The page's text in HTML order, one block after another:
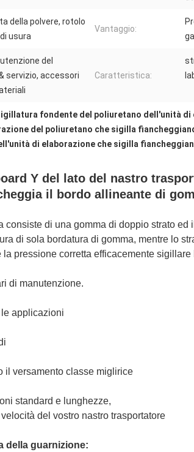
della polvere, rotolo
usura
Vantaggio:
del
servizio, accessori
Caratteristica:
fondente del poliuretano dell'unità di
del poliuretano che sigilla
di elaborazione che sigilla
Y del lato del nastro
il bordo allineante di
consiste di una gomma di doppio strato
di sola bordatura di gomma, mentre lo
pressione corretta efficacemente sigillare
di manutenzione.
applicazioni
il versamento classe miglirice
standard e lunghezze,
del vostro nastro trasportatore
della guarnizione: